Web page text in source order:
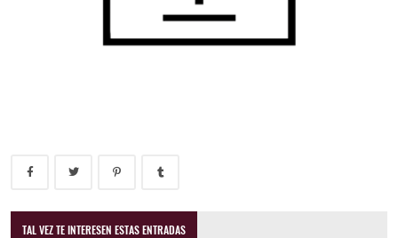
TAL VEZ TE INTERESEN ESTAS ENTRADAS